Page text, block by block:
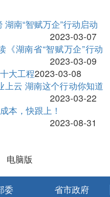
南“智赋万企”行动启动
2023-03-07
湖南省“智赋万企”行动
2023-03-09
大工程2023-03-08
云 湖南这个行动你知道
2023-03-22
本，快跟上！
2023-08-31
电脑版
委 省市政府